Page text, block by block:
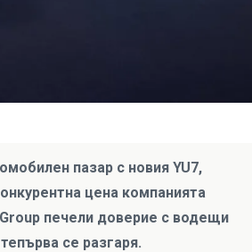
пазар с новия YU7,
цена компанията
печели доверие с водещи
се разгаря.